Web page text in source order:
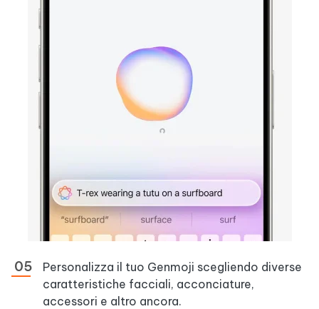
Personalizza il tuo Genmoji scegliendo diverse
caratteristiche facciali, acconciature,
accessori e altro ancora.